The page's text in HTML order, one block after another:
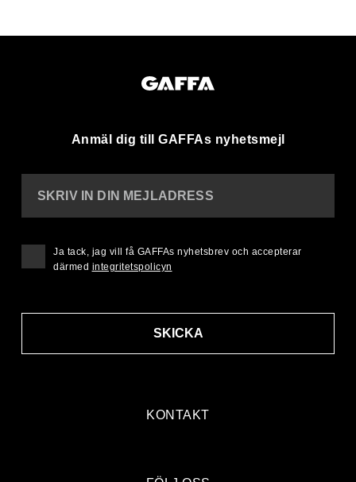
Anmäl dig till GAFFAs nyhetsmejl
KONTAKT
SKRIV IN DIN MEJLADRESS
SKICKA
Ja tack, jag vill få GAFFAs nyhetsbrev och accepterar
därmed integritetspolicyn